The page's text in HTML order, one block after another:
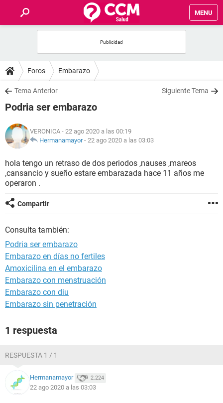
MENU
FOROS
SALUD
NUTRICIÓN
BIENESTAR
Foros Embarazo
Tema Anterior Siguiente Tema
Podria ser embarazo
VERONICA - 22 ago 2020 a las 00:19
Hermanamayor- 22 ago 2020 a las 03:03
hola tengo un retraso de dos periodos ,nauses ,mareos
,cansancio y sueño estare embarazada hace 11 años me
operaron .
Compartir
Consulta también:
Podria ser embarazo
Embarazo en días no fertiles
Amoxicilina en el embarazo
Embarazo con menstruación
Embarazo con diu
Embarazo sin penetración
1 respuesta
RESPUESTA 1 / 1
Hermanamayor 2.224
22 ago 2020 a las 03:03